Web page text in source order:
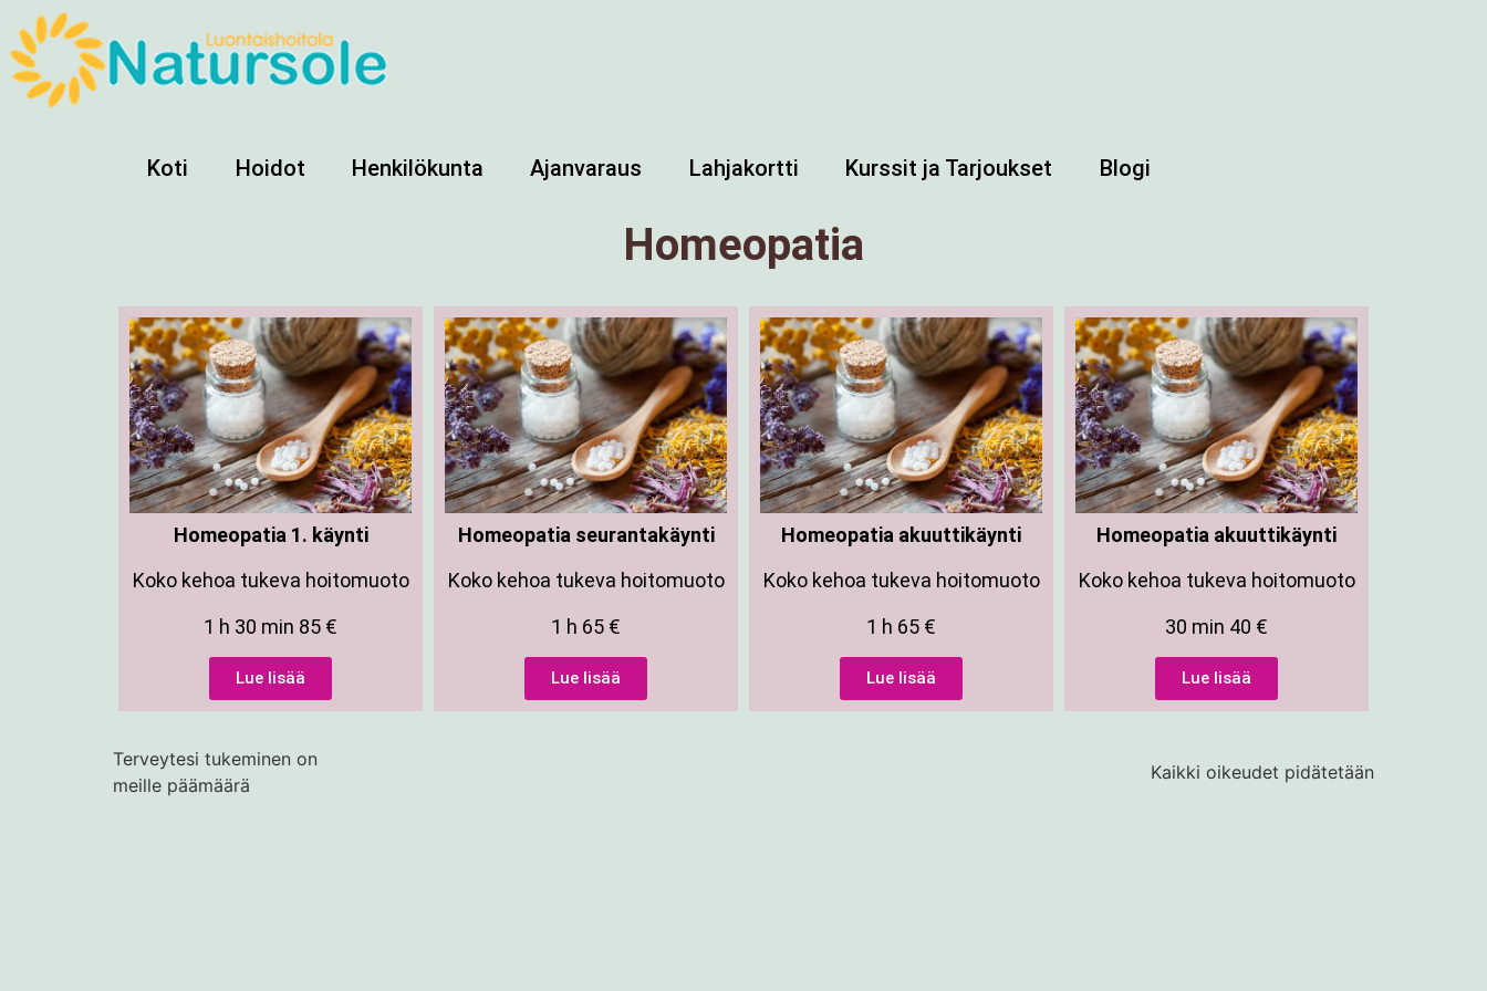
Koti Hoidot Henkilökunta Ajanvaraus Lahjakortti Kurssit ja Tarjoukset Blogi
Homeopatia
Homeopatia 1. käynti
Koko kehoa tukeva hoitomuoto
1 h 30 min 85 €
Lue lisää
Homeopatia seurantakäynti
Koko kehoa tukeva hoitomuoto
1 h 65 €
Lue lisää
Homeopatia akuuttikäynti
Koko kehoa tukeva hoitomuoto
1 h 65 €
Lue lisää
Homeopatia akuuttikäynti
Koko kehoa tukeva hoitomuoto
30 min 40 €
Lue lisää
Terveytesi tukeminen on
meille päämäärä
Kaikki oikeudet pidätetään